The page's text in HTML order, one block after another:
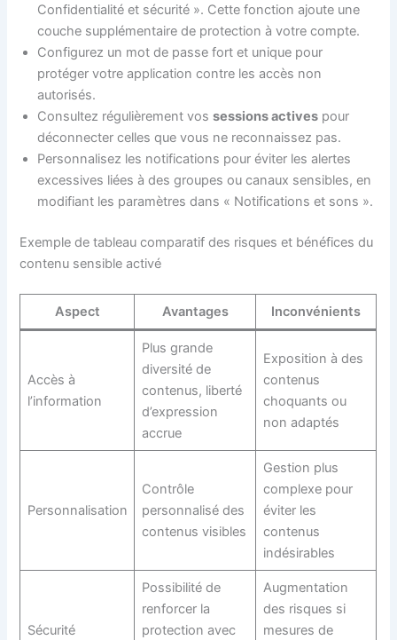
Confidentialité et sécurité ». Cette fonction ajoute une
couche supplémentaire de protection à votre compte.
Configurez un mot de passe fort et unique pour
protéger votre application contre les accès non
autorisés.
Consultez régulièrement vossessions actives pour
déconnecter celles que vous ne reconnaissez pas.
Personnalisez les notifications pour éviter les alertes
excessives liées à des groupes ou canaux sensibles, en
modifiant les paramètres dans « Notifications et sons ».
Exemple de tableau comparatif des risques et bénéfices du
contenu sensible activé
Aspect Avantages Inconvénients
Accès à
l’information
Plus grande
diversité de
contenus, liberté
d’expression
accrue
Exposition à des
contenus
choquants ou
non adaptés
Personnalisation
Contrôle
personnalisé des
contenus visibles
Gestion plus
complexe pour
éviter les
contenus
indésirables
Sécurité
Possibilité de
renforcer la
protection avec
Augmentation
des risques si
mesures de